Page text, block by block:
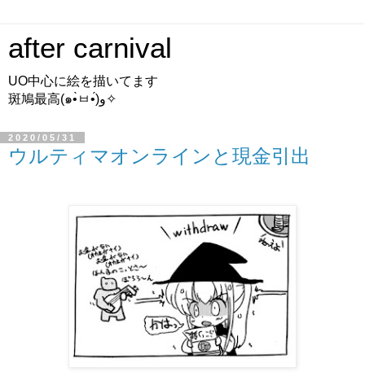
after carnival
UO中心に絵を描いてます
斑鳩最高(๑•̀ㅂ•́)و✧
2020/05/31
ウルティマオンラインと現金引出